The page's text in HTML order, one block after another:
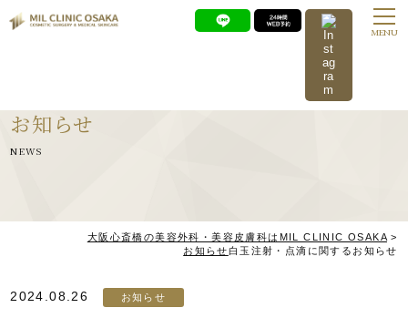
MENU
お知らせ
NEWS
大阪心斎橋の美容外科・美容皮膚科はMIL CLINIC OSAKA>
お知らせ白玉注射・点滴に関するお知らせ
2024.08.26 お知らせ